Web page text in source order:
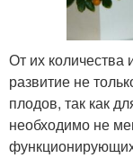
От их количества
развитие не
плодов, так как
необходимо не